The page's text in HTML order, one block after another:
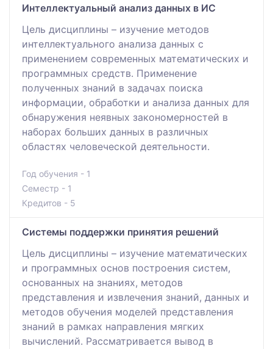
Интеллектуальный анализ данных в ИС
Цель дисциплины – изучение методов
интеллектуального анализа данных с
применением современных математических и
программных средств. Применение
полученных знаний в задачах поиска
информации, обработки и анализа данных для
обнаружения неявных закономерностей в
наборах больших данных в различных
областях человеческой деятельности.
Год обучения - 1
Семестр - 1
Кредитов - 5
Системы поддержки принятия решений
Цель дисциплины – изучение математических
и программных основ построения систем,
основанных на знаниях, методов
представления и извлечения знаний, данных и
методов обучения моделей представления
знаний в рамках направления мягких
вычислений. Рассматривается вывод в